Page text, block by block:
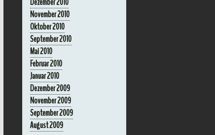
November 2010
Oktober 2010
September 2010
Mai 2010
Februar 2010
Januar 2010
Dezember 2009
November 2009
September 2009
August 2009